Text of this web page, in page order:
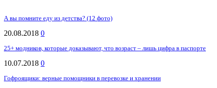
А вы помните еду из детства? (12 фото)
20.08.2018 0
25+ модников, которые доказывают, что возраст – лишь цифра в паспорте
10.07.2018 0
Гофроящики: верные помощники в перевозке и хранении